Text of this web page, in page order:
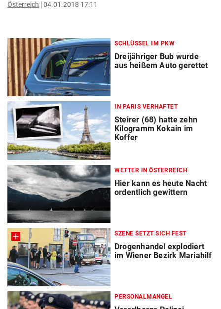
Österreich 04.01.2018 17:11
SCHLÜSSEL IM PKW
Dreijähriger Bub wurde
aus heißem Auto gerettet
IN PARIS VERHAFTET
Steirer (68) hatte zehn
Kilogramm Kokain im
Koffer
WETTER IN ÖSTERREICH
Hier kann es heute Nacht
ordentlich gewittern
SZENE SETZT SICH FEST
Drogenhandel explodiert
im Wiener Bezirk Mariahilf
PERSONALMANGEL